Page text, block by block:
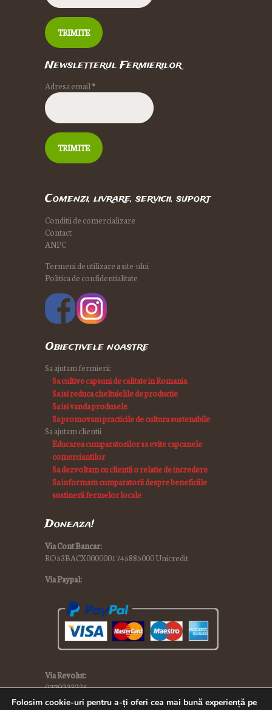
Newsletterul Fermierilor
Adresa email*
Comenzi, livrare, servicii, suport
Conditii de comercializare
Contact
ANPC
Termeni de utilizare a site-ului
Politica de confidentialitate
Obiectivele noastre
Sa ajutam fermierii:
Sa cultive capsuni de calitate in Romania
Sa isi reduca cheltuielile de productie
Sa isi vanda produsele
Sa promovam practicile de cultura sustenabile
Sa ajutam clientii
Educarea cumparatorilor sa evite capcanele
comerciantilor
Sa dezvoltam cu clientii o relatie de incredere
Sa informam cumparatorii despre beneficiile
sustinerii fermelor locale
Doneaza!
Via Cont Bancar:
RO53BACX0000001745885000 Unicredit
Via Paypal:
Via Revolut:
0770223235
Folosim cookie-uri pentru a-ți oferi cea mai bună experiență pe